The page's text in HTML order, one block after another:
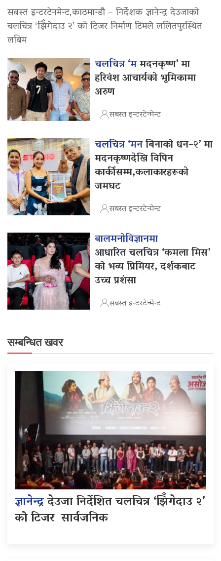
सबस्त इन्टरटेनमेन्ट,काठमान्डौ – निर्देशक ज्ञानेन्द्र देउजाको
चलचित्र ‘झिँगेदाउ २’ को टिजर निर्माण टिमले ललितपुरस्थित
लबिम
चलचित्र ‘ममदनकृष्ण’ मा
हरिवंश आचार्यको भूमिकामा
अरुण
सबस्त इन्टरटेन्मेन्ट
चलचित्र ‘मनबिनाको धन–२’ मा
मदनकृष्णदेखि विपिन
कार्कीसम्म,कलाकारहरूको
जमघट
सबस्त इन्टरटेन्मेन्ट
बालमनोविज्ञानमा
आधारित चलचित्र ‘कमला मिस’
को भव्य प्रिमियर, दर्शकबाट
उच्च प्रशंसा
सबस्त इन्टरटेन्मेन्ट
सम्बन्धित खवर
ज्ञानेन्द्रदेउजा निर्देशित चलचित्र ‘झिँगेदाउ २’
को टिजर सार्वजनिक